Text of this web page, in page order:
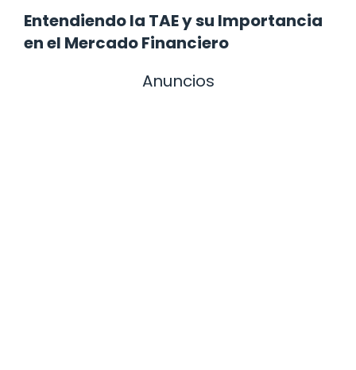
Entendiendo la TAE y su Importancia
en el Mercado Financiero
Anuncios